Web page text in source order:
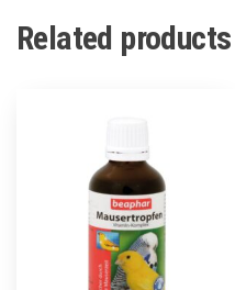
Related products